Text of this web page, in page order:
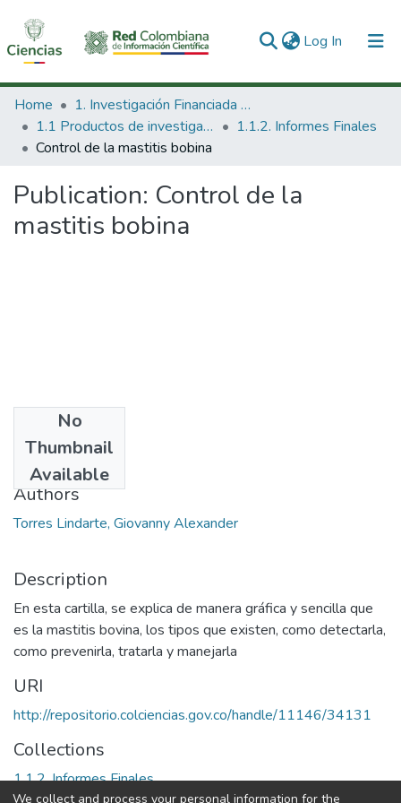
Log In (current)
Communities & Collections
All of DSpace
Home
1. Investigación Financiada con Recursos Públicos
1.1 Productos de investigación
1.1.2. Informes Finales
Control de la mastitis bobina
Publication: Control de la
mastitis bobina
No
Thumbnail
Available
2014
Authors
Torres Lindarte, Giovanny Alexander
Description
En esta cartilla, se explica de manera gráfica y sencilla que
es la mastitis bovina, los tipos que existen, como detectarla,
como prevenirla, tratarla y manejarla
URI
http://repositorio.colciencias.gov.co/handle/11146/34131
Collections
1.1.2. Informes Finales
We collect and process your personal information for the